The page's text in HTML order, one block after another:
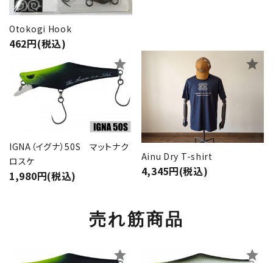
Otokogi Hook
462円(税込)
IGNA（イグナ）50S マットナク
ロスケ
1,980円(税込)
star
Ainu Dry T-shirt
4,345円(税込)
star
売れ筋商品
star star